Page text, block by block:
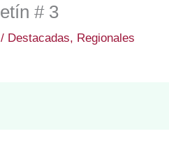
# 3
/ Destacadas, Regionales